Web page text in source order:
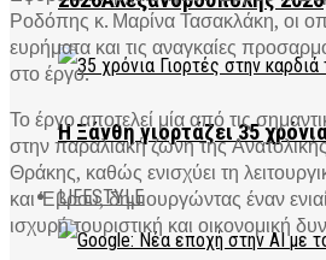
Η Ξάνθη γιορτάζει 35
LIFESTYLE
Ροδόπης κ. Μαρίνα Τασακλάκη, οι
ευρήματα και τις αναγκαίες
στο έργο.
Το έργο αποτελεί μία από τις
στην παραλιακή ζώνη της
Θράκης, καθώς ενισχύει τη
και Έβρου, δημιουργώντας έναν
ισχυρή τουριστική και οικονομική